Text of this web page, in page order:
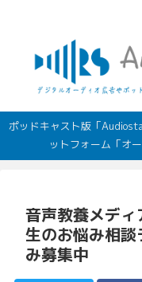
ポッドキャスト版「
ットフォーム「オ
音声教養メデ
生のお悩み相
み募集中